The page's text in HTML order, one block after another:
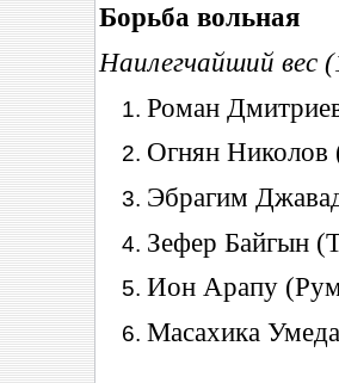
Борьба вольная
Наилегчайший вес
Роман
Огнян Николов
Эбрагим
Зефер Байгын
Ион Арапу
Масахика